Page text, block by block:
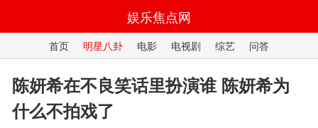
娱乐焦点网
首页 明星八卦 电影 电视剧 综艺 问答
陈妍希在不良笑话里扮演谁 陈妍希为
什么不拍戏了